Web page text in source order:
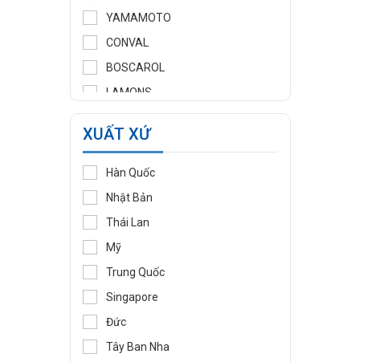
YAMAMOTO
CONVAL
BOSCAROL
LAMONS
MANNTEK
KLINGER
WOOJU GASPACK
DIDTEK
RITAG
GASSO
SAMYANG
TOZEN
PEKOS
VINVAL
XUẤT XỨ
Hàn Quốc
Nhật Bản
Thái Lan
Mỹ
Trung Quốc
Singapore
Đức
Tây Ban Nha